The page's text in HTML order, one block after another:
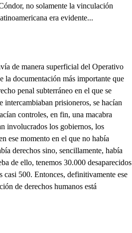
no solamente la vinculación
era evidente...
de manera superficial del Operativo
la documentación más importante que
penal subterráneo en el que se
intercambiaban prisioneros, se hacían
controles, en fin, una macabra
involucrados los gobiernos, los
ese momento en el que no había
derechos sino, sencillamente, había
de ello, tenemos 30.000 desaparecidos
casi 500. Entonces, definitivamente ese
de derechos humanos está